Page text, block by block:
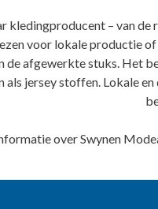
kledingproducent – van
voor lokale productie
de afgewerkte stuks. Het
jersey stoffen. Lokale
over Swynen